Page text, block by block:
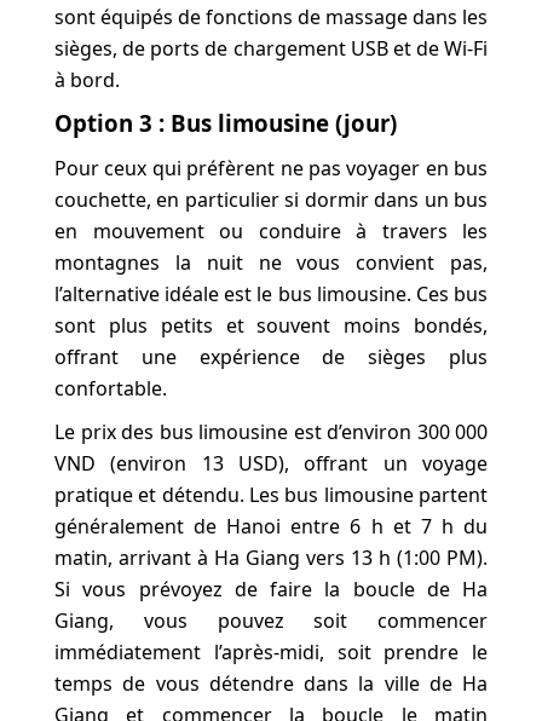
sont équipés de fonctions de massage dans les
sièges, de ports de chargement USB et de Wi-Fi
à bord.
Option 3 : Bus limousine (jour)
Pour ceux qui préfèrent ne pas voyager en bus
couchette, en particulier si dormir dans un bus
en mouvement ou conduire à travers les
montagnes la nuit ne vous convient pas,
l’alternative idéale est le bus limousine. Ces bus
sont plus petits et souvent moins bondés,
offrant une expérience de sièges plus
confortable.
Le prix des bus limousine est d’environ 300 000
VND (environ 13 USD), offrant un voyage
pratique et détendu. Les bus limousine partent
généralement de Hanoi entre 6 h et 7 h du
matin, arrivant à Ha Giang vers 13 h (1:00 PM).
Si vous prévoyez de faire la boucle de Ha
Giang, vous pouvez soit commencer
immédiatement l’après-midi, soit prendre le
temps de vous détendre dans la ville de Ha
Giang et commencer la boucle le matin